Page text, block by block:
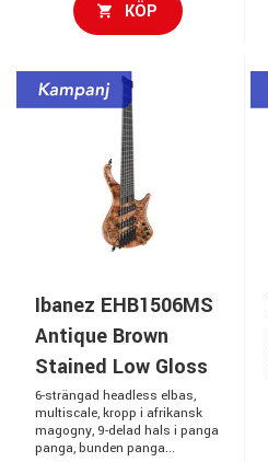
KÖP
Ibanez EHB1506MS
Antique Brown
Stained Low Gloss
6-strängad headless elbas,
multiscale, kropp i afrikansk
magogny, 9-delad hals i panga
panga, bunden panga...